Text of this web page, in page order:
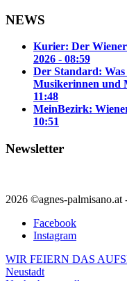
NEWS
Kurier: Der Wiener
2026 - 08:59
Der Standard:
Musikerinnen und
11:48
MeinBezirk:
10:51
Newsletter
2026 ©agnes-palmisano.at
Facebook
Instagram
WIR FEIERN DAS
Neustadt